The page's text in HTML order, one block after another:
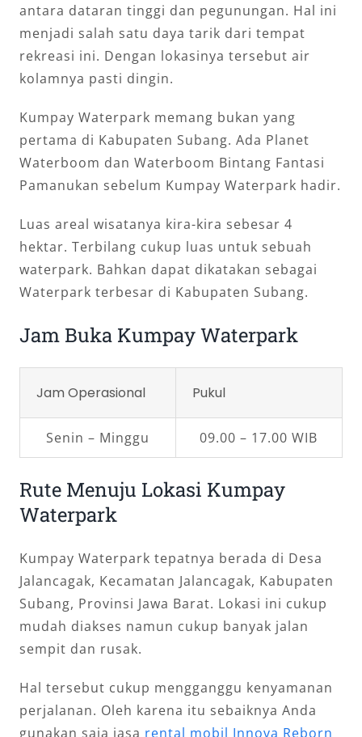
antara dataran tinggi dan pegunungan. Hal ini
menjadi salah satu daya tarik dari tempat
rekreasi ini. Dengan lokasinya tersebut air
kolamnya pasti dingin.
Kumpay Waterpark memang bukan yang
pertama di Kabupaten Subang. Ada Planet
Waterboom dan Waterboom Bintang Fantasi
Pamanukan sebelum Kumpay Waterpark hadir.
Luas areal wisatanya kira-kira sebesar 4
hektar. Terbilang cukup luas untuk sebuah
waterpark. Bahkan dapat dikatakan sebagai
Waterpark terbesar di Kabupaten Subang.
Jam Buka Kumpay Waterpark
Jam Operasional Pukul
Senin – Minggu 09.00 – 17.00 WIB
Rute Menuju Lokasi Kumpay
Waterpark
Kumpay Waterpark tepatnya berada di Desa
Jalancagak, Kecamatan Jalancagak, Kabupaten
Subang, Provinsi Jawa Barat. Lokasi ini cukup
mudah diakses namun cukup banyak jalan
sempit dan rusak.
Hal tersebut cukup mengganggu kenyamanan
perjalanan. Oleh karena itu sebaiknya Anda
gunakan saja jasa rental mobil Innova Reborn